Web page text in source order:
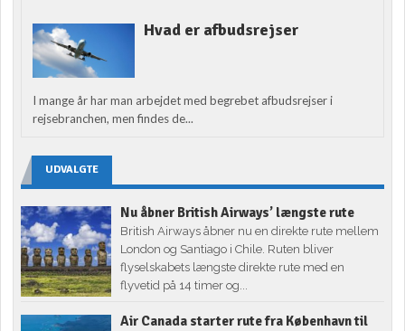
Hvad er afbudsrejser
I mange år har man arbejdet med begrebet afbudsrejser i
rejsebranchen, men findes de...
UDVALGTE
Nu åbner British Airways’ længste rute
British Airways åbner nu en direkte rute mellem
London og Santiago i Chile. Ruten bliver
flyselskabets længste direkte rute med en
flyvetid på 14 timer og...
Air Canada starter rute fra København til